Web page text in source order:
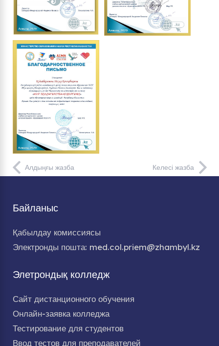
Алдыңғы жазба Келесі жазба
Байланыс
Қабылдау комиссиясы
Электронды пошта: med.col.priem@zhambyl.kz
Элетрондық колледж
Сайт дистанционного обучения
Онлайн-заявка колледжа
Тестирование для студентов
Ввод тестов для преподавателей